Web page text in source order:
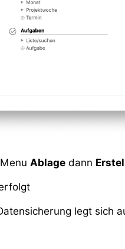
Ablage dann
legt sich